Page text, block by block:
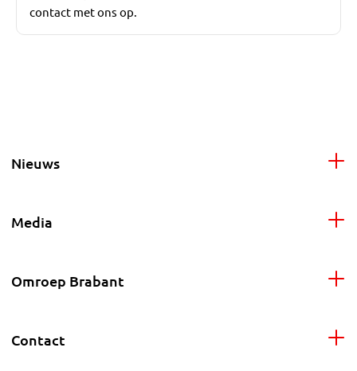
contact met ons op.
Nieuws
Media
Omroep Brabant
Contact